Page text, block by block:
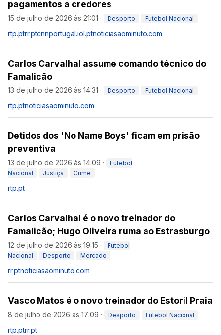
pagamentos a credores
15 de julho de 2026 às 21:01 · Desporto Futebol Nacional
rtp.ptrr.ptcnnportugal.iol.ptnoticiasaominuto.com
Carlos Carvalhal assume comando técnico do
Famalicão
13 de julho de 2026 às 14:31 · Desporto Futebol Nacional
rtp.ptnoticiasaominuto.com
Detidos dos 'No Name Boys' ficam em prisão
preventiva
13 de julho de 2026 às 14:09 ·
Futebol
Nacional
Justiça Crime
rtp.pt
Carlos Carvalhal é o novo treinador do
Famalicão; Hugo Oliveira ruma ao Estrasburgo
12 de julho de 2026 às 19:15 ·
Futebol
Nacional
Desporto Mercado
rr.ptnoticiasaominuto.com
Vasco Matos é o novo treinador do Estoril Praia
8 de julho de 2026 às 17:09 · Desporto Futebol Nacional
rtp.ptrr.pt